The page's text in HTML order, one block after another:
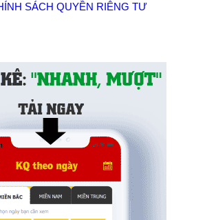
SÁCH QUYỀN RIÊNG TƯ